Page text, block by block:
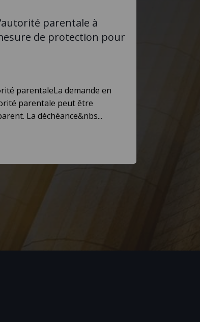
parentale à
de protection pour
parentaleLa demande en
parentale peut être
La déchéance&nbs...